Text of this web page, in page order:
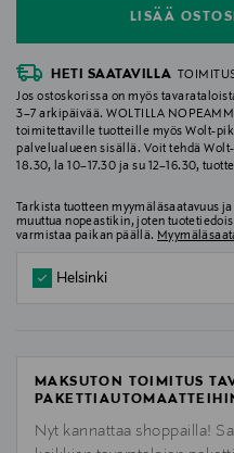
LISÄÄ
HETI SAATAVILLA
Jos ostoskorissa on myös
3–7 arkipäivää. WOLTILLA
toimitettaville tuotteille myös Wolt-
palvelualueen sisällä. Voit tehdä
18.30, la 10–17.30 ja su 12–16.30,
Tarkista tuotteen myymäläsaatavuus
muuttua nopeastikin, joten
varmistaa paikan päällä.
Helsinki
MAKSUTON TOIMITUS
Nyt kannattaa shoppailla!